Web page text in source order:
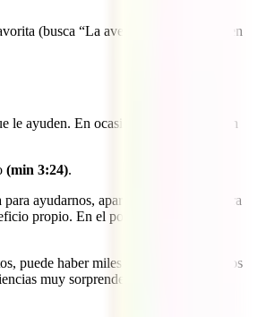
(busca “La aventura de viajar”) o en
le ayuden. En ocasiones, los timos están
(min 3:24).
ayudarnos, aparentemente de manera
propio. En el podcast
puede haber miles. Recuerda que si nos
muy sorprendentes narradas por